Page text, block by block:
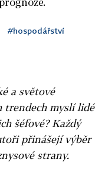
#hospodářství
a světové
trendech myslí lidé
šéfové? Každý
přinášejí výběr
strany.